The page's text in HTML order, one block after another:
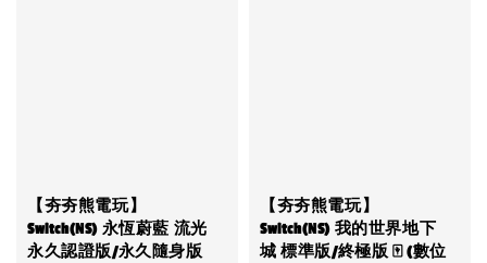
【夯夯熊電玩】
Switch(NS) 永恆蔚藍 流光
永久認證版/永久隨身版
【夯夯熊電玩】
Switch(NS) 我的世界地下
城 標準版/終極版 🀄 (數位